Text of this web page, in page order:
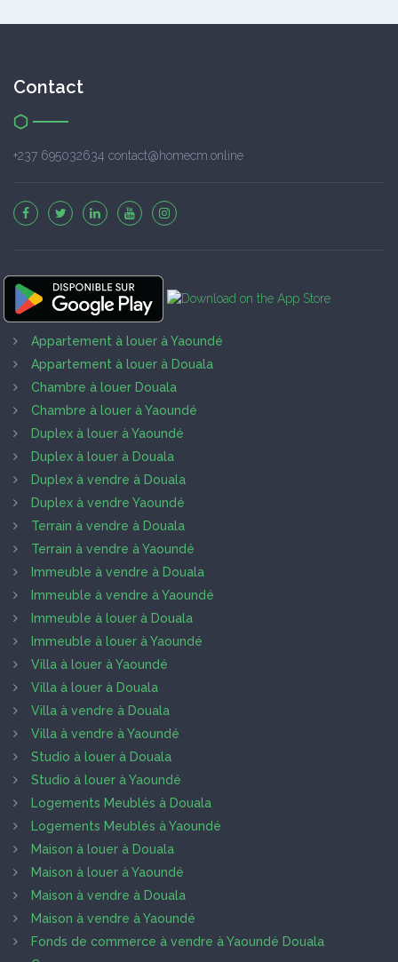
Contact
+237 695032634 contact@homecm.online
Appartement à louer à Yaoundé
Appartement à louer à Douala
Chambre à louer Douala
Chambre à louer à Yaoundé
Duplex à louer à Yaoundé
Duplex à louer à Douala
Duplex à vendre à Douala
Duplex à vendre Yaoundé
Terrain à vendre à Douala
Terrain à vendre à Yaoundé
Immeuble à vendre à Douala
Immeuble à vendre à Yaoundé
Immeuble à louer à Douala
Immeuble à louer à Yaoundé
Villa à louer à Yaoundé
Villa à louer à Douala
Villa à vendre à Douala
Villa à vendre à Yaoundé
Studio à louer à Douala
Studio à louer à Yaoundé
Logements Meublés à Douala
Logements Meublés à Yaoundé
Maison à louer à Douala
Maison à louer à Yaoundé
Maison à vendre à Douala
Maison à vendre à Yaoundé
Fonds de commerce à vendre à Yaoundé Douala